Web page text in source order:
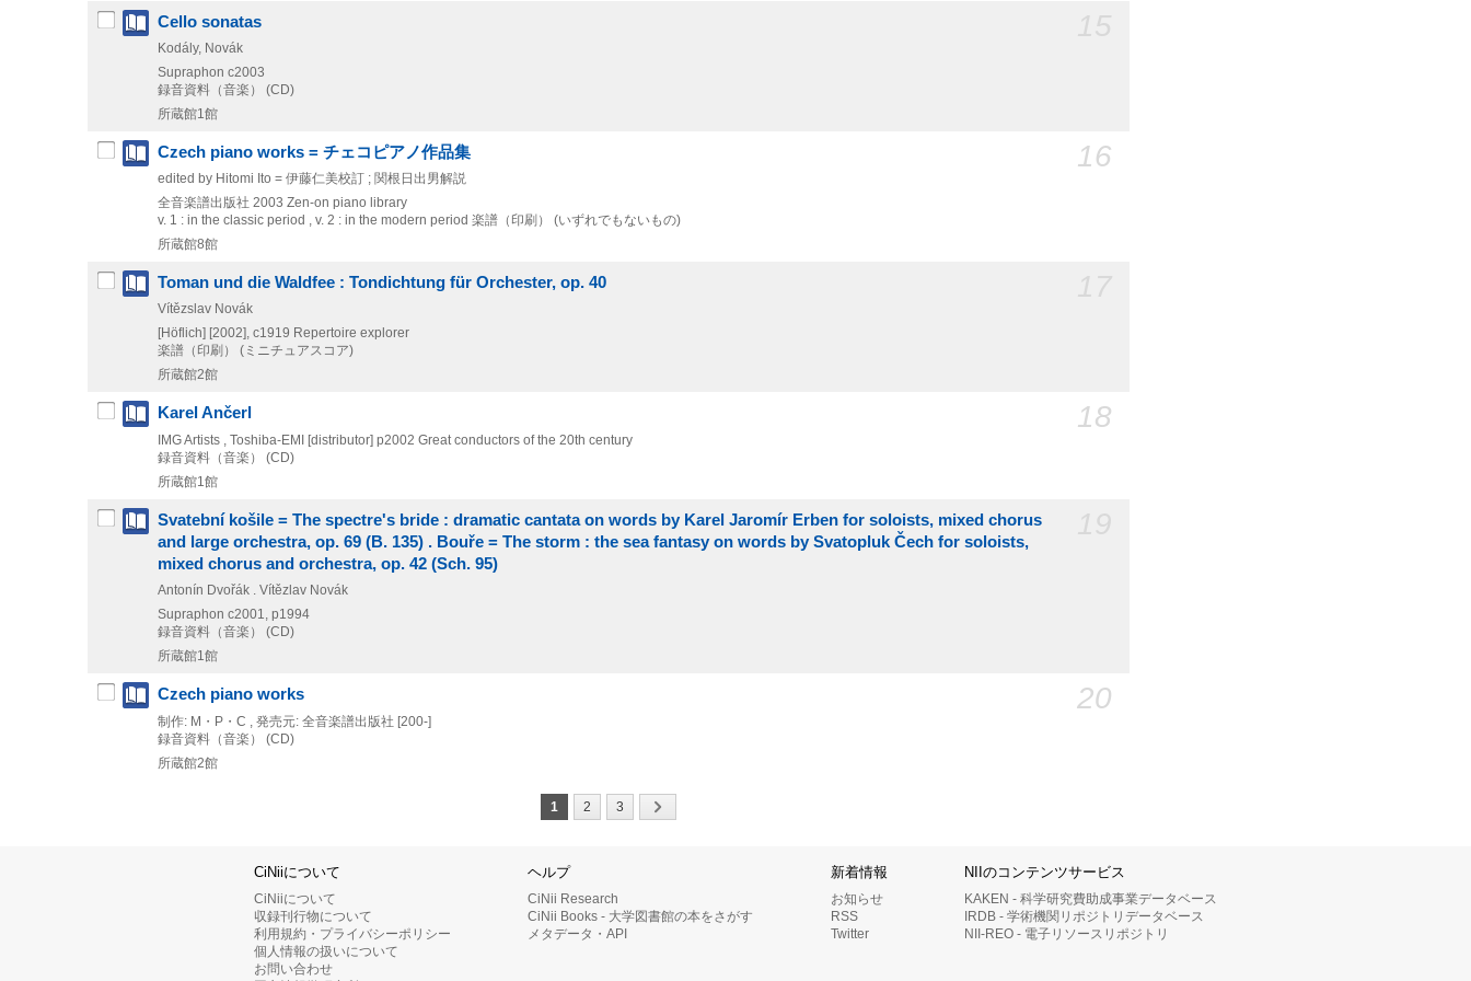
Cello sonatas
Kodály, Novák
Supraphon c2003
録音資料（音楽） (CD)
所蔵館1館
16
Czech piano works = チェコピアノ作品集
edited by Hitomi Ito = 伊藤仁美校訂 ; 関根日出男解説
全音楽譜出版社 2003 Zen-on piano library
v. 1 : in the classic period , v. 2 : in the modern period 楽譜（印刷） (いずれでもないもの)
所蔵館8館
Toman und die Waldfee : Tondichtung für Orchester, op. 40
Vítězslav Novák
[Höflich] [2002], c1919 Repertoire explorer
楽譜（印刷） (ミニチュアスコア)
所蔵館2館
18
Karel Ančerl
IMG Artists , Toshiba-EMI [distributor] p2002 Great conductors of the 20th century
録音資料（音楽） (CD)
所蔵館1館
Svatební košile = The spectre's bride : dramatic cantata on words by Karel Jaromír Erben for soloists, mixed chorus
and large orchestra, op. 69 (B. 135) . Bouře = The storm : the sea fantasy on words by Svatopluk Čech for soloists,
mixed chorus and orchestra, op. 42 (Sch. 95)
Antonín Dvořák . Vítězlav Novák
Supraphon c2001, p1994
録音資料（音楽） (CD)
所蔵館1館
20
Czech piano works
制作: M・P・C , 発売元: 全音楽譜出版社 [200-]
録音資料（音楽） (CD)
所蔵館2館
1 2 3
CiNiiについて
CiNiiについて
収録刊行物について
利用規約・プライバシーポリシー
個人情報の扱いについて
お問い合わせ
ヘルプ
CiNii Research
CiNii Books - 大学図書館の本をさがす
メタデータ・API
新着情報
お知らせ
RSS
Twitter
NIIのコンテンツサービス
KAKEN - 科学研究費助成事業データベース
IRDB - 学術機関リポジトリデータベース
NII-REO - 電子リソースリポジトリ